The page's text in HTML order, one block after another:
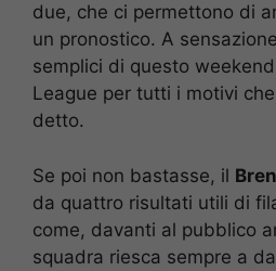
due, che ci permettono di
un pronostico. A
semplici di questo
League per tutti i motivi
detto.
Se poi non bastasse, il
da quattro risultati utili di
come, davanti al pubblico
squadra riesca sempre a